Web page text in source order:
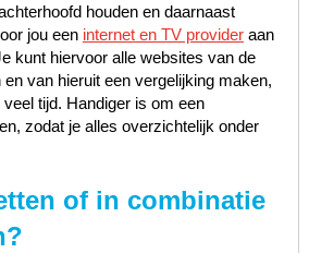
houden en daarnaast
jou een internet en TV provideraan
kunt hiervoor alle websites van de
van hieruit een vergelijking maken,
tijd. Handiger is om een
zodat je alles overzichtelijk onder
of in combinatie